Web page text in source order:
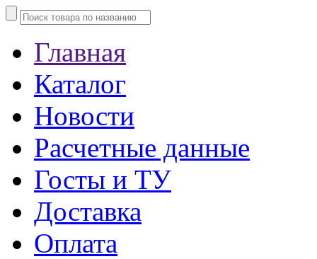
Главная
Каталог
Новости
Расчетные данные
Госты и ТУ
Доставка
Оплата